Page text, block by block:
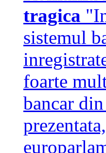
tragica
sistemul
foarte
bancar